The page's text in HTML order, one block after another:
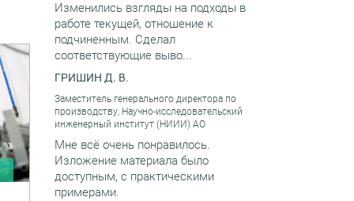
Изменились взгляды на подходы в
работе текущей, отношение к
подчиненным. Сделал
соответствующие выво...
ГРИШИН Д. В.
Заместитель генерального директора по
производству, Научно-исследовательский
инженерный институт (НИИИ) АО
Мне всё очень понравилось.
Изложение материала было
доступным, с практическими
примерами.